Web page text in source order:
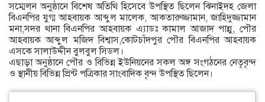
সম্মেলন অনুষ্ঠানে বিশেষ অতিথি হিসেবে উপস্থিত ছিলেন ঝিনাইদহ জেলা
বিএনপির যুগ্ম আহবায়ক আব্দুল মালেক, আকতারুজ্জামান, জাহিদুজ্জামান
মনা,সদর থানা বিএনপির আহবায়ক এ্যাডঃ কামাল আজাদ পান্নু, পৌর
আহবায়ক আব্দুল মজিদ বিশ্বাস,কোটচাঁদপুর পৌর বিএনপির আহবায়ক
এসকে সালাউদ্দীন বুলবুল সিডল।
এছাড়া অনুষ্ঠানে পৌর ও বিভিন্ন ইউনিয়নের সকল অঙ্গ সংগঠনের নেতৃবৃন্দ
ও স্থানীয় বিভিন্ন প্রিন্ট পত্রিকার সাংবাদিক বৃন্দ উপস্থিত ছিলেন।